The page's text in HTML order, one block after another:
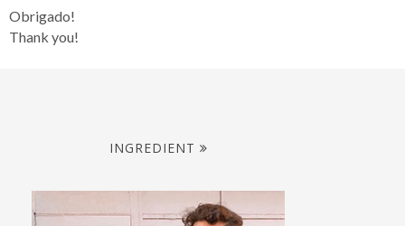
Obrigado!
Thank you!
INGREDIENT